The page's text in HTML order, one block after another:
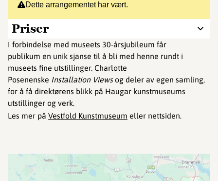
Dette arrangementet har vært.
Priser
I forbindelse med museets 30-årsjubileum får
publikum en unik sjanse til å bli med henne rundt i
museets fine utstillinger. Charlotte
Posenenske Installation Viewsog deler av egen samling,
for å få direktørens blikk på Haugar kunstmuseums
utstillinger og verk.
Les mer på Vestfold Kunstmuseum eller nettsiden.